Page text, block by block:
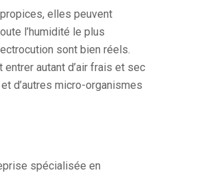
elles peuvent
l’humidité le plus
sont bien réels.
autant d’air frais et sec
d’autres micro-organismes
spécialisée en